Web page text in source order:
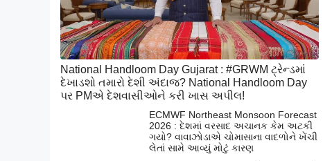
National Handloom Day Gujarat : #GRWM ટ્રેન્ડમાં
દેખાડશો તમારો દેશી અંદાજ? National Handloom Day
પર PMએ દેશવાસીઓને કરી ખાસ અપીલ!
ECMWF Northeast Monsoon Forecast
2026 : દેશમાં વરસાદ અચાનક કેમ અટકી
ગયો? વાવાઝોડાએ ચોમાસાના વાદળોને ખેંચી
લેતાં સામે આવ્યું મોટું કારણ